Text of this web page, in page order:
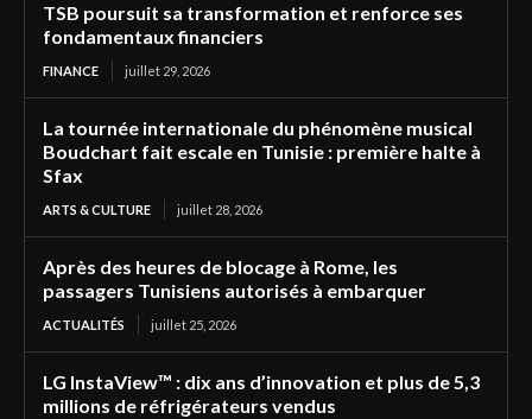
TSB poursuit sa transformation et renforce ses
fondamentaux financiers
FINANCE juillet 29, 2026
La tournée internationale du phénomène musical
Boudchart fait escale en Tunisie : première halte à
Sfax
ARTS & CULTURE juillet 28, 2026
Après des heures de blocage à Rome, les
passagers Tunisiens autorisés à embarquer
ACTUALITÉS juillet 25, 2026
LG InstaView™ : dix ans d’innovation et plus de 5,3
millions de réfrigérateurs vendus